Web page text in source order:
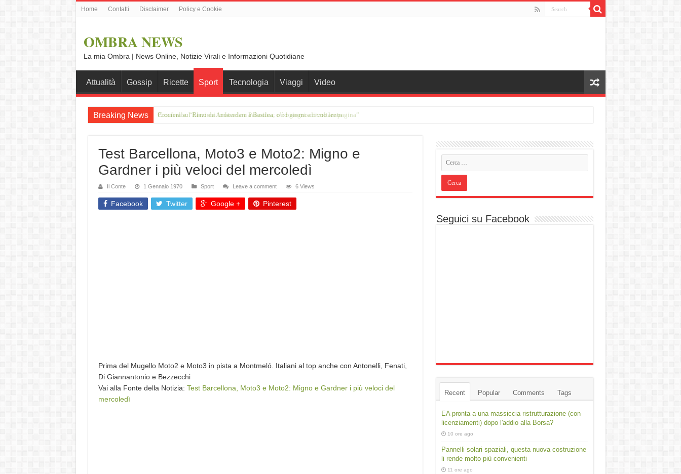
Home Contatti Disclaimer Policy e Cookie
OMBRA NEWS
La mia Ombra | News Online, Notizie Virali e Informazioni Quotidiane
Attualità Gossip Ricette Sport Tecnologia Viaggi Video
Breaking News Crociera sul Reno da Amsterdam a Basilea: otto giorni a ritmo lento
Test Barcellona, Moto3 e Moto2: Migno e
Gardner i più veloci del mercoledì
Il Conte 1 Gennaio 1970 Sport Leave a comment 6 Views
Facebook Twitter Google + Pinterest
Prima del Mugello Moto2 e Moto3 in pista a Montmeló. Italiani al top anche con Antonelli, Fenati,
Di Giannantonio e Bezzecchi
Vai alla Fonte della Notizia: Test Barcellona, Moto3 e Moto2: Migno e Gardner i più veloci del
mercoledì
Seguici su Facebook
Recent Popular Comments Tags
EA pronta a una massiccia ristrutturazione (con
licenziamenti) dopo l'addio alla Borsa?
10 ore ago
Pannelli solari spaziali, questa nuova costruzione
li rende molto più convenienti
11 ore ago